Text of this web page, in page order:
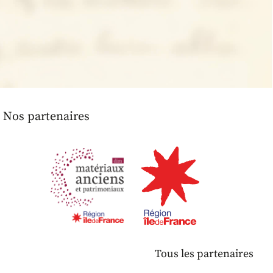
Nos partenaires
Tous les partenaires